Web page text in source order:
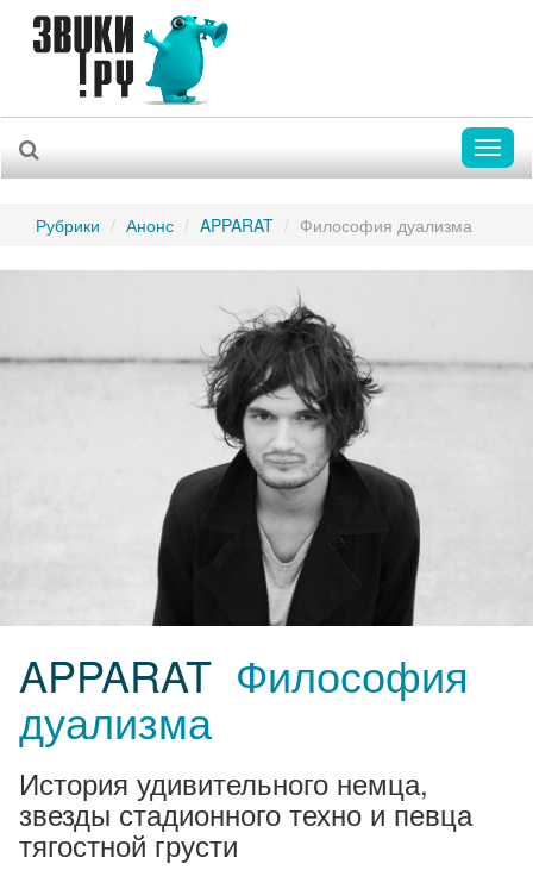
Рубрики Анонс APPARAT Философия дуализма
APPARAT Философия
дуализма
История удивительного немца,
звезды стадионного техно и певца
тягостной грусти